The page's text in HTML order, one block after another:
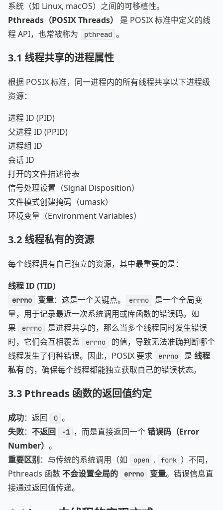
系统（如 Linux, macOS）之间的可移植性。
Pthreads（POSIX Threads）
是 POSIX 标准中定义的线
程 API，也常被称为
pthread 。
3.1 线程共享的进程属性
根据 POSIX 标准，同一进程内的所有线程共享以下进程级
资源：
进程 ID (PID)
父进程 ID (PPID)
进程组 ID
会话 ID
打开的文件描述符表
信号处理设置（Signal Disposition）
文件模式创建掩码（umask）
环境变量（Environment Variables）
3.2 线程私有的资源
每个线程拥有自己独立的资源，其中最重要的是：
线程 ID (TID)
errno 变量：这是一个关键点。 errno
是一个全局变
量，用于记录最近一次系统调用或库函数的错误码。如
果
errno
是进程共享的，那么当多个线程同时发生错误
时，它们会互相覆盖
errno
的值，导致无法准确判断哪个
线程发生了何种错误。因此，POSIX 要求
errno 是 线程
私有 的，确保每个线程都能独立获取自己的错误状态。
3.3 Pthreads 函数的返回值约定
成功：返回 0 。
失败： 不返回 -1 ，而是直接返回一个错误码（Error
Number） 。
重要区别 ：与传统的系统调用（如 open , fork ）不同，
Pthreads 函数不会设置全局的 errno 变量。错误信息直
接通过返回值传递。